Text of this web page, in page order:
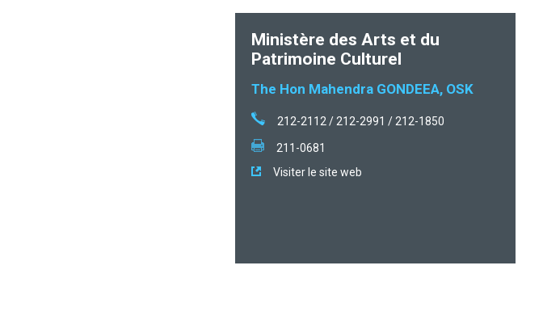
Ministère des Arts et du
Patrimoine Culturel
The Hon Mahendra GONDEEA, OSK
212-2112 / 212-2991 / 212-1850
211-0681
Visiter le site web